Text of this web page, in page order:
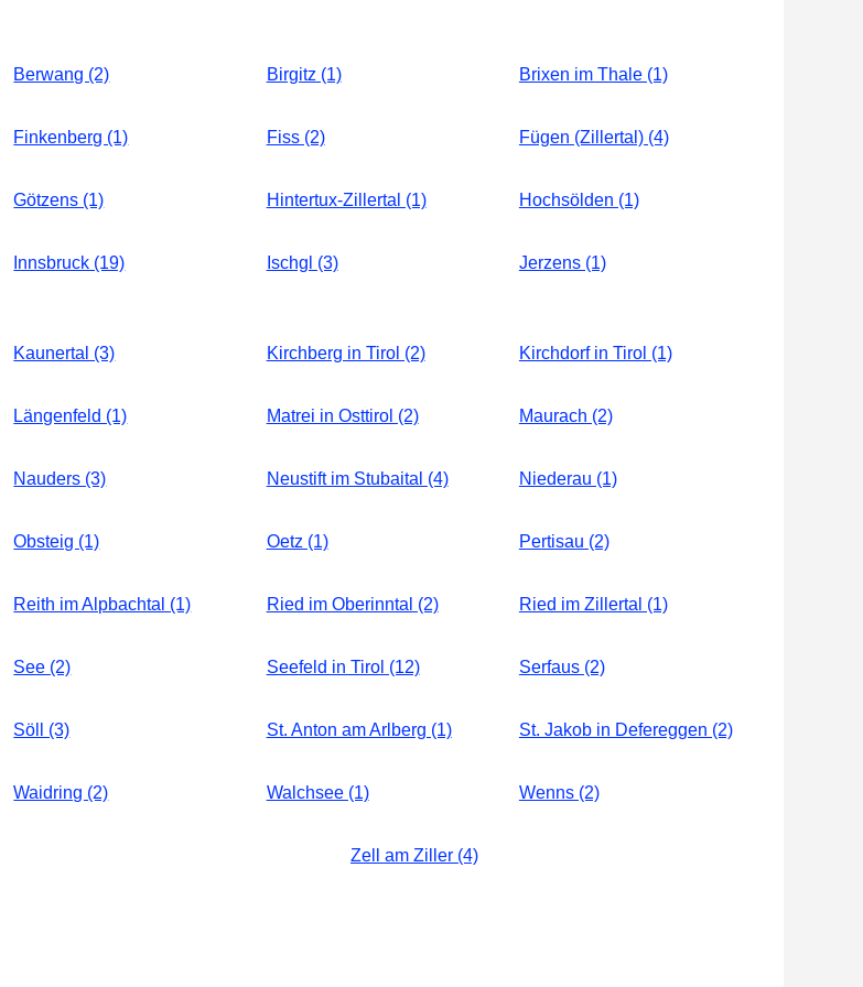
Berwang (2) Birgitz (1) Brixen im Thale (1)
Finkenberg (1) Fiss (2) Fügen (Zillertal) (4)
Götzens (1) Hintertux-Zillertal (1) Hochsölden (1)
Innsbruck (19) Ischgl (3) Jerzens (1)
Kaunertal (3) Kirchberg in Tirol (2) Kirchdorf in Tirol (1)
Längenfeld (1) Matrei in Osttirol (2) Maurach (2)
Nauders (3) Neustift im Stubaital (4) Niederau (1)
Obsteig (1) Oetz (1) Pertisau (2)
Reith im Alpbachtal (1) Ried im Oberinntal (2) Ried im Zillertal (1)
See (2) Seefeld in Tirol (12) Serfaus (2)
Söll (3) St. Anton am Arlberg (1) St. Jakob in Defereggen (2)
Waidring (2) Walchsee (1) Wenns (2)
Zell am Ziller (4)